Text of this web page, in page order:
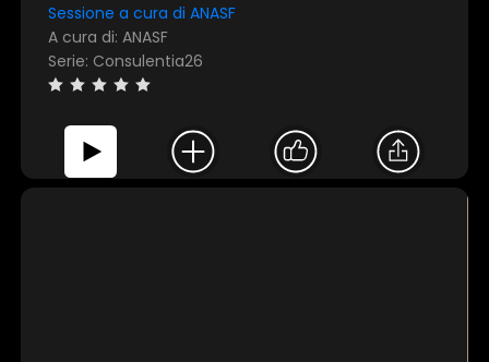
Sessione a cura di ANASF
A cura di: ANASF
Serie: Consulentia26